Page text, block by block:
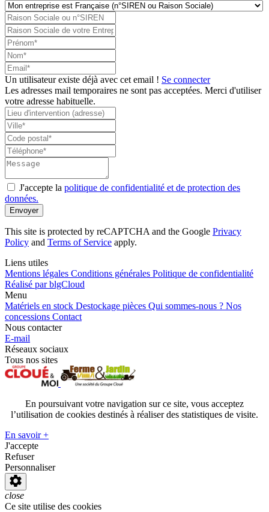
Un utilisateur existe déjà avec cet email ! Se connecter
Les adresses mail temporaires ne sont pas acceptées. Merci d'utiliser
votre adresse habituelle.
J'accepte la politique de confidentialité et de protection des
données.
Envoyer
This site is protected by reCAPTCHA and the Google Privacy
Policy and Terms of Service apply.
Liens utiles
Mentions légales Conditions générales Politique de confidentialité
Réalisé par blgCloud
Menu
Matériels en stock Destockage pièces Qui sommes-nous ? Nos
concessions Contact
Nous contacter
E-mail
Réseaux sociaux
Tous nos sites
En poursuivant votre navigation sur ce site, vous acceptez
l’utilisation de cookies destinés à réaliser des statistiques de visite.
En savoir +
J'accepte
Refuser
Personnaliser
close
Ce site utilise des cookies